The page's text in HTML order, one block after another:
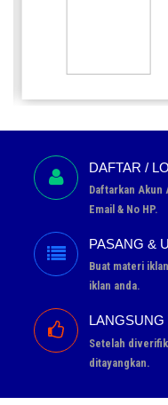
22 Jun
DAFTAR /
Daftarkan Akun
Email & No HP.
PASANG &
Buat materi
iklan anda.
LANGSUNG
Setelah
ditayangkan.